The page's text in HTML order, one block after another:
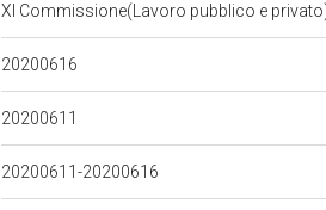
XI Commissione(Lavoro pubblico e
20200616
20200611
20200611-20200616